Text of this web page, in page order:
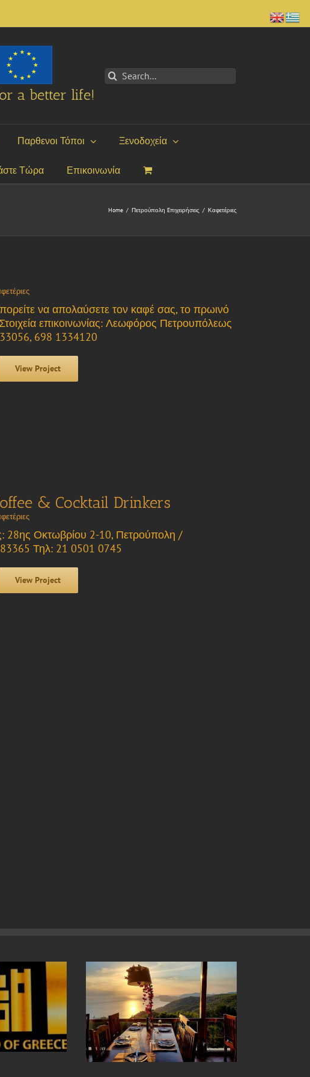
a better life!
Search
for:
Παρθενοι Τόποι Ξενοδοχεία
Τώρα Επικοινωνία
Home / Πετρούπολη Eπιχειρήσεις / Καφετέριες
να απολαύσετε τον καφέ σας, το πρωινό
επικοινωνίας: Λεωφόρος Πετρουπόλεως
698 1334120
View Project
& Cocktail Drinkers
28ης Οκτωβρίου 2-10, Πετρούπολη /
Τηλ: 21 0501 0745
View Project